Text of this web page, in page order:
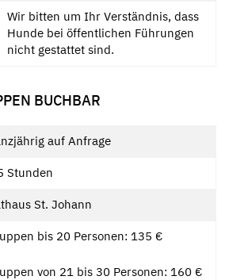
Wir bitten um Ihr Verständnis, dass
Hunde bei öffentlichen Führungen
nicht gestattet sind.
BUCHBAR
auf Anfrage
Stunden
St. Johann
bis 20 Personen: 135 €
von 21 bis 30 Personen: 160 €